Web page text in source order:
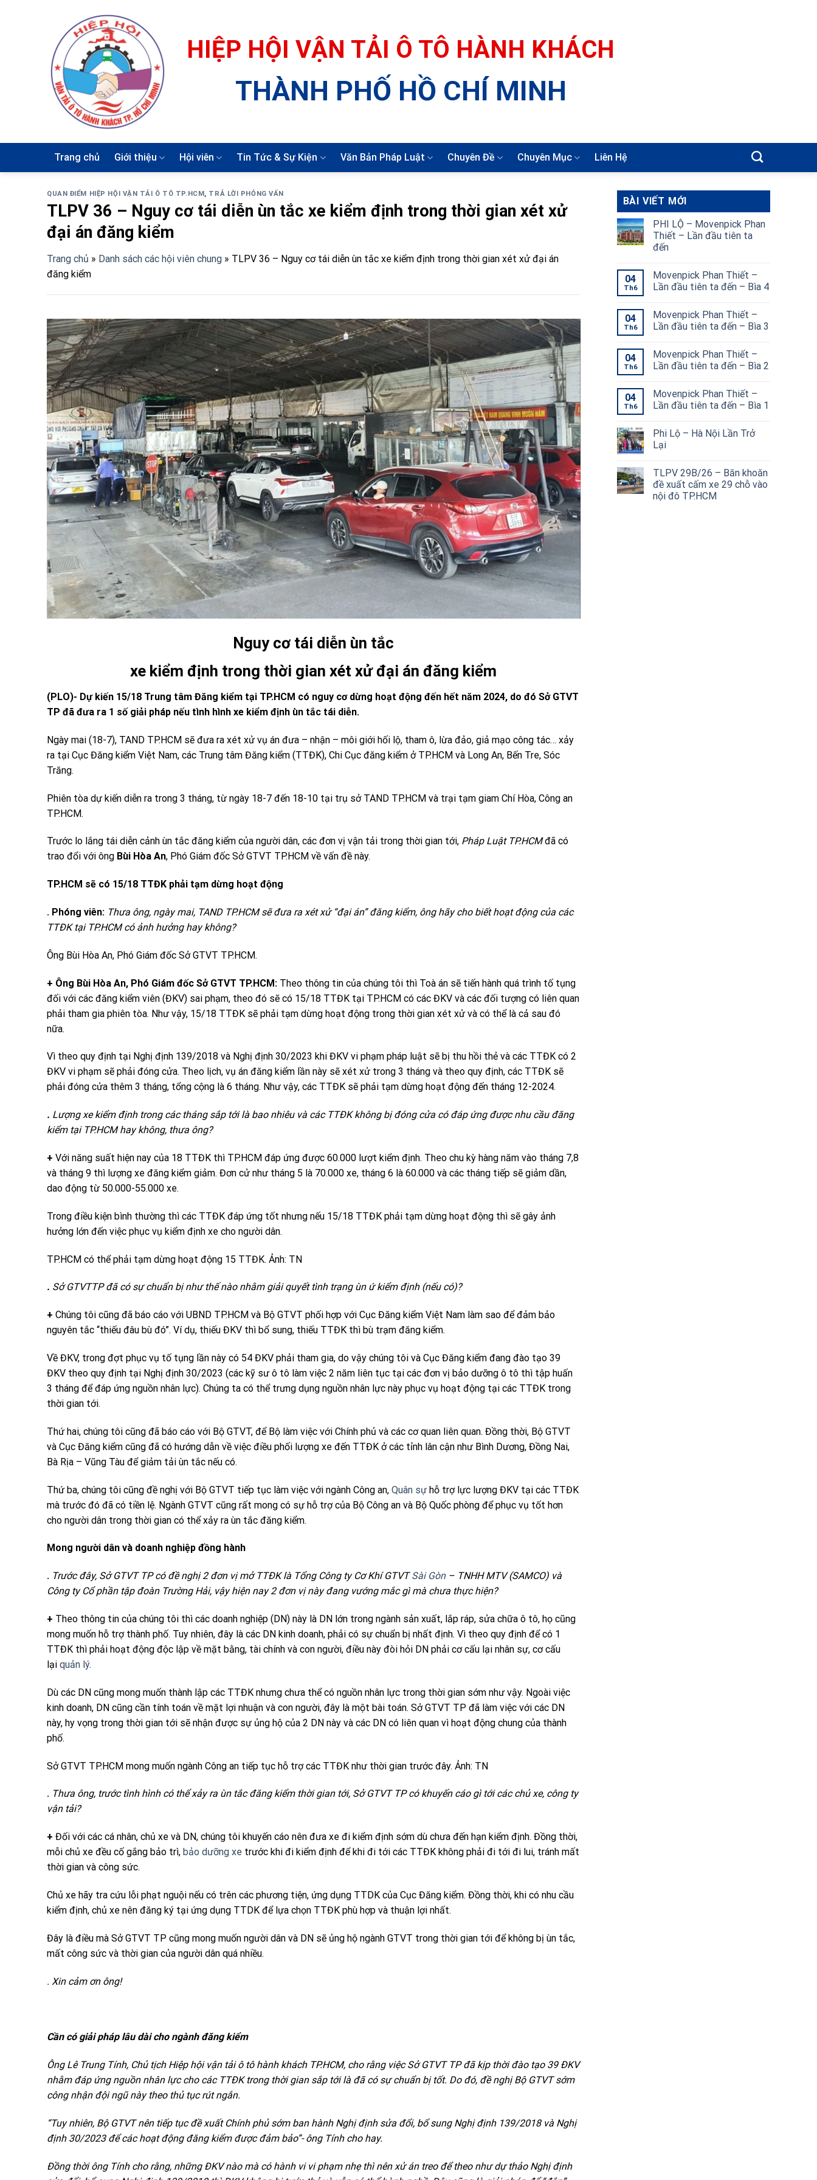
HIỆP HỘI VẬN TẢI Ô TÔ HÀNH KHÁCH
THÀNH PHỐ HỒ CHÍ MINH
Trang chủ Giới thiệu Hội viên Tin Tức & Sự Kiện Văn Bản Pháp Luật Chuyên Đề Chuyên Mục Liên Hệ
QUAN ĐIỂM HIỆP HỘI VẬN TẢI Ô TÔ TP.HCM, TRẢ LỜI PHỎNG VẤN
TLPV 36 – Nguy cơ tái diễn ùn tắc xe kiểm định trong thời gian xét xử
đại án đăng kiểm
Trang chủ » Danh sách các hội viên chung » TLPV 36 – Nguy cơ tái diễn ùn tắc xe kiểm định trong thời gian xét xử đại án
đăng kiểm
Nguy cơ tái diễn ùn tắc
xe kiểm định trong thời gian xét xử đại án đăng kiểm
(PLO)- Dự kiến 15/18 Trung tâm Đăng kiểm tại TP.HCM có nguy cơ dừng hoạt động đến hết năm 2024, do đó Sở GTVT
TP đã đưa ra 1 số giải pháp nếu tình hình xe kiểm định ùn tắc tái diễn.
Ngày mai (18-7), TAND TP.HCM sẽ đưa ra xét xử vụ án đưa – nhận – môi giới hối lộ, tham ô, lừa đảo, giả mạo công tác… xảy
ra tại Cục Đăng kiểm Việt Nam, các Trung tâm Đăng kiểm (TTĐK), Chi Cục đăng kiểm ở TP.HCM và Long An, Bến Tre, Sóc
Trăng.
Phiên tòa dự kiến diễn ra trong 3 tháng, từ ngày 18-7 đến 18-10 tại trụ sở TAND TP.HCM và trại tạm giam Chí Hòa, Công an
TP.HCM.
Trước lo lắng tái diễn cảnh ùn tắc đăng kiểm của người dân, các đơn vị vận tải trong thời gian tới, Pháp Luật TP.HCMđã có
trao đổi với ông Bùi Hòa An, Phó Giám đốc Sở GTVT TP.HCM về vấn đề này.
TP.HCM sẽ có 15/18 TTĐK phải tạm dừng hoạt động
. Phóng viên: Thưa ông, ngày mai, TAND TP.HCM sẽ đưa ra xét xử “đại án” đăng kiểm, ông hãy cho biết hoạt động của các
TTĐK tại TP.HCM có ảnh hưởng hay không?
Ông Bùi Hòa An, Phó Giám đốc Sở GTVT TP.HCM.
+ Ông Bùi Hòa An, Phó Giám đốc Sở GTVT TP.HCM: Theo thông tin của chúng tôi thì Toà án sẽ tiến hành quá trình tố tụng
đối với các đăng kiểm viên (ĐKV) sai phạm, theo đó sẽ có 15/18 TTĐK tại TP.HCM có các ĐKV và các đối tượng có liên quan
phải tham gia phiên tòa. Như vậy, 15/18 TTĐK sẽ phải tạm dừng hoạt động trong thời gian xét xử và có thể là cả sau đó
nữa.
Vì theo quy định tại Nghị định 139/2018 và Nghị định 30/2023 khi ĐKV vi phạm pháp luật sẽ bị thu hồi thẻ và các TTĐK có 2
ĐKV vi phạm sẽ phải đóng cửa. Theo lịch, vụ án đăng kiểm lần này sẽ xét xử trong 3 tháng và theo quy định, các TTĐK sẽ
phải đóng cửa thêm 3 tháng, tổng cộng là 6 tháng. Như vậy, các TTĐK sẽ phải tạm dừng hoạt động đến tháng 12-2024.
. Lượng xe kiểm định trong các tháng sắp tới là bao nhiêu và các TTĐK không bị đóng cửa có đáp ứng được nhu cầu đăng
kiểm tại TP.HCM hay không, thưa ông?
+ Với năng suất hiện nay của 18 TTĐK thì TP.HCM đáp ứng được 60.000 lượt kiểm định. Theo chu kỳ hàng năm vào tháng 7,8
và tháng 9 thì lượng xe đăng kiểm giảm. Đơn cử như tháng 5 là 70.000 xe, tháng 6 là 60.000 và các tháng tiếp sẽ giảm dần,
dao động từ 50.000-55.000 xe.
Trong điều kiện bình thường thì các TTĐK đáp ứng tốt nhưng nếu 15/18 TTĐK phải tạm dừng hoạt động thì sẽ gây ảnh
hưởng lớn đến việc phục vụ kiểm định xe cho người dân.
TP.HCM có thể phải tạm dừng hoạt động 15 TTĐK. Ảnh: TN
. Sở GTVTTP đã có sự chuẩn bị như thế nào nhằm giải quyết tình trạng ùn ứ kiểm định (nếu có)?
+ Chúng tôi cũng đã báo cáo với UBND TP.HCM và Bộ GTVT phối hợp với Cục Đăng kiểm Việt Nam làm sao để đảm bảo
nguyên tắc “thiếu đâu bù đó”. Ví dụ, thiếu ĐKV thì bổ sung, thiếu TTĐK thì bù trạm đăng kiểm.
Về ĐKV, trong đợt phục vụ tố tụng lần này có 54 ĐKV phải tham gia, do vậy chúng tôi và Cục Đăng kiểm đang đào tạo 39
ĐKV theo quy định tại Nghị định 30/2023 (các kỹ sư ô tô làm việc 2 năm liên tục tại các đơn vị bảo dưỡng ô tô thì tập huấn
3 tháng để đáp ứng nguồn nhân lực). Chúng ta có thể trưng dụng nguồn nhân lực này phục vụ hoạt động tại các TTĐK trong
thời gian tới.
Thứ hai, chúng tôi cũng đã báo cáo với Bộ GTVT, để Bộ làm việc với Chính phủ và các cơ quan liên quan. Đồng thời, Bộ GTVT
và Cục Đăng kiểm cũng đã có hướng dẫn về việc điều phối lượng xe đến TTĐK ở các tỉnh lân cận như Bình Dương, Đồng Nai,
Bà Rịa – Vũng Tàu để giảm tải ùn tắc nếu có.
Thứ ba, chúng tôi cũng đề nghị với Bộ GTVT tiếp tục làm việc với ngành Công an, Quân sự hỗ trợ lực lượng ĐKV tại các TTĐK
mà trước đó đã có tiền lệ. Ngành GTVT cũng rất mong có sự hỗ trợ của Bộ Công an và Bộ Quốc phòng để phục vụ tốt hơn
cho người dân trong thời gian có thể xảy ra ùn tắc đăng kiểm.
Mong người dân và doanh nghiệp đồng hành
. Trước đây, Sở GTVT TP có đề nghị 2 đơn vị mở TTĐK là Tổng Công ty Cơ Khí GTVTSài Gòn– TNHH MTV (SAMCO) và
Công ty Cổ phần tập đoàn Trường Hải, vậy hiện nay 2 đơn vị này đang vướng mắc gì mà chưa thực hiện?
+ Theo thông tin của chúng tôi thì các doanh nghiệp (DN) này là DN lớn trong ngành sản xuất, lắp ráp, sửa chữa ô tô, họ cũng
mong muốn hỗ trợ thành phố. Tuy nhiên, đây là các DN kinh doanh, phải có sự chuẩn bị nhất định. Vì theo quy định để có 1
TTĐK thì phải hoạt động độc lập về mặt bằng, tài chính và con người, điều này đòi hỏi DN phải cơ cấu lại nhân sự, cơ cấu
lại quản lý.
Dù các DN cũng mong muốn thành lập các TTĐK nhưng chưa thể có nguồn nhân lực trong thời gian sớm như vậy. Ngoài việc
kinh doanh, DN cũng cần tính toán về mặt lợi nhuận và con người, đây là một bài toán. Sở GTVT TP đã làm việc với các DN
này, hy vọng trong thời gian tới sẽ nhận được sự ủng hộ của 2 DN này và các DN có liên quan vì hoạt động chung của thành
phố.
Sở GTVT TP.HCM mong muốn ngành Công an tiếp tục hỗ trợ các TTĐK như thời gian trước đây. Ảnh: TN
. Thưa ông, trước tình hình có thể xảy ra ùn tắc đăng kiểm thời gian tới, Sở GTVT TP có khuyến cáo gì tới các chủ xe, công ty
vận tải?
+ Đối với các cá nhân, chủ xe và DN, chúng tôi khuyến cáo nên đưa xe đi kiểm định sớm dù chưa đến hạn kiểm định. Đồng thời,
mỗi chủ xe đều cố gắng bảo trì, bảo dưỡng xe trước khi đi kiểm định để khi đi tới các TTĐK không phải đi tới đi lui, tránh mất
thời gian và công sức.
Chủ xe hãy tra cứu lỗi phạt nguội nếu có trên các phương tiện, ứng dụng TTDK của Cục Đăng kiểm. Đồng thời, khi có nhu cầu
kiểm định, chủ xe nên đăng ký tại ứng dụng TTDK để lựa chọn TTĐK phù hợp và thuận lợi nhất.
Đây là điều mà Sở GTVT TP cũng mong muốn người dân và DN sẽ ủng hộ ngành GTVT trong thời gian tới để không bị ùn tắc,
mất công sức và thời gian của người dân quá nhiều.
. Xin cảm ơn ông!
Cần có giải pháp lâu dài cho ngành đăng kiểm
Ông Lê Trung Tính, Chủ tịch Hiệp hội vận tải ô tô hành khách TP.HCM, cho rằng việc Sở GTVT TP đã kịp thời đào tạo 39 ĐKV
nhằm đáp ứng nguồn nhân lực cho các TTĐK trong thời gian sắp tới là đã có sự chuẩn bị tốt. Do đó, đề nghị Bộ GTVT sớm
công nhận đội ngũ này theo thủ tục rút ngắn.
“Tuy nhiên, Bộ GTVT nên tiếp tục đề xuất Chính phủ sớm ban hành Nghị định sửa đổi, bổ sung Nghị định 139/2018 và Nghị
định 30/2023 để các hoạt động đăng kiểm được đảm bảo”- ông Tính cho hay.
Đồng thời ông Tính cho rằng, những ĐKV nào mà có hành vi vi phạm nhẹ thì nên xử án treo để theo như dự thảo Nghị định
BÀI VIẾT MỚI
PHI LỘ – Movenpick Phan
Thiết – Lần đầu tiên ta
đến
04
Th6
Movenpick Phan Thiết –
Lần đầu tiên ta đến – Bìa 4
04
Th6
Movenpick Phan Thiết –
Lần đầu tiên ta đến – Bìa 3
04
Th6
Movenpick Phan Thiết –
Lần đầu tiên ta đến – Bìa 2
04
Th6
Movenpick Phan Thiết –
Lần đầu tiên ta đến – Bìa 1
Phi Lộ – Hà Nội Lần Trở
Lại
TLPV 29B/26 – Băn khoăn
đề xuất cấm xe 29 chỗ vào
nội đô TP.HCM